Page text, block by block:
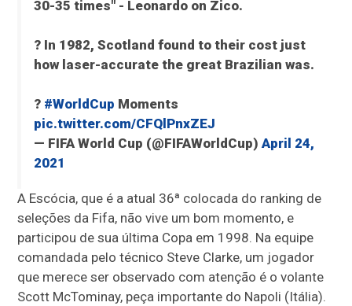
30-35 times" - Leonardo on Zico.
? In 1982, Scotland found to their cost just
how laser-accurate the great Brazilian was.
? #WorldCup Moments
pic.twitter.com/CFQlPnxZEJ
— FIFA World Cup (@FIFAWorldCup) April 24,
2021
A Escócia, que é a atual 36ª colocada do ranking de
seleções da Fifa, não vive um bom momento, e
participou de sua última Copa em 1998. Na equipe
comandada pelo técnico Steve Clarke, um jogador
que merece ser observado com atenção é o volante
Scott McTominay, peça importante do Napoli (Itália).